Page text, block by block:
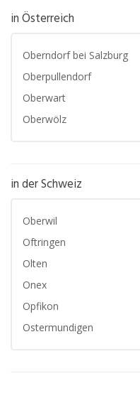
in Österreich
Oberndorf bei Salzburg
Oberpullendorf
Oberwart
Oberwölz
in der Schweiz
Oberwil
Oftringen
Olten
Onex
Opfikon
Ostermundigen